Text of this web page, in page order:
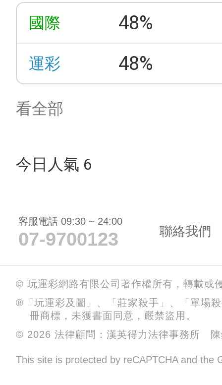
國際 48%
運彩 48%
看全部
今日人氣 6
客服電話 09:30 ~ 24:00
07-9700123 聯絡我們
© 玩運彩網路有限公司著作權所有，轉載或
®「玩運彩及圖」、「莊家殺手」、「單場
冊商標，未獲書面同意，嚴禁盜用。
© 2026 法律顧問：漢英得力法律事務所 陳
This site is protected by reCAPTCHA and the